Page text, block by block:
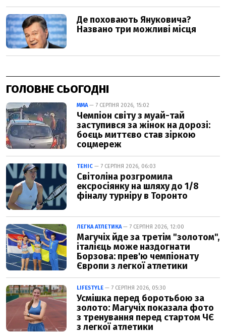
ГОЛОВНЕ СЬОГОДНІ
ММА— 7 СЕРПНЯ 2026, 15:02
Чемпіон світу з муай-тай
заступився за жінок на дорозі:
боєць миттєво став зіркою
соцмереж
ТЕНІС — 7 СЕРПНЯ 2026, 06:03
Світоліна розгромила
ексросіянку на шляху до 1/8
фіналу турніру в Торонто
ЛЕГКА АТЛЕТИКА— 7 СЕРПНЯ 2026, 12:00
Магучіх йде за третім "золотом",
італієць може наздогнати
Борзова: прев'ю чемпіонату
Європи з легкої атлетики
LIFESTYLE — 7 СЕРПНЯ 2026, 05:30
Усмішка перед боротьбою за
золото: Магучіх показала фото
з тренування перед стартом ЧЄ
з легкої атлетики